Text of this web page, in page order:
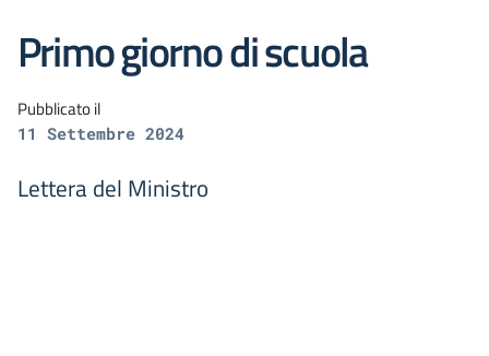
Primo giorno di scuola
Pubblicato il
11 Settembre 2024
Lettera del Ministro